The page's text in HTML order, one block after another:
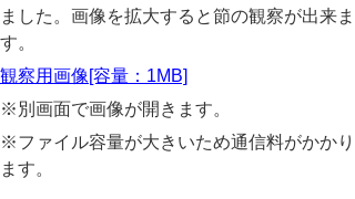
ました。画像を拡大すると節の観察が出来ま
す。
観察用画像[容量：1MB]
※別画面で画像が開きます。
※ファイル容量が大きいため通信料がかかり
ます。